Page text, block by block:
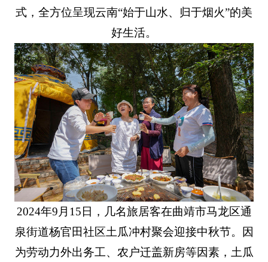
式，全方位呈现云南“始于山水、归于烟火”的美
好生活。
2024年9月15日，几名旅居客在曲靖市马龙区通
泉街道杨官田社区土瓜冲村聚会迎接中秋节。因
为劳动力外出务工、农户迁盖新房等因素，土瓜